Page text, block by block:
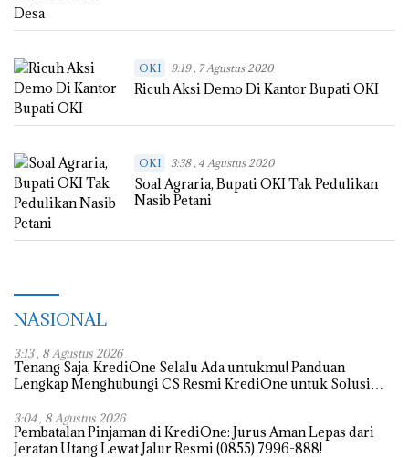
OKI 9:19 , 7 Agustus 2020
Ricuh Aksi Demo Di Kantor Bupati OKI
OKI 3:38 , 4 Agustus 2020
Soal Agraria, Bupati OKI Tak Pedulikan
Nasib Petani
NASIONAL
3:13 , 8 Agustus 2026
Tenang Saja, KrediOne Selalu Ada untukmu! Panduan
Lengkap Menghubungi CS Resmi KrediOne untuk Solusi
3:04 , 8 Agustus 2026
Pembatalan Pinjaman di KrediOne: Jurus Aman Lepas dari
Jeratan Utang Lewat Jalur Resmi (0855) 7996-888!